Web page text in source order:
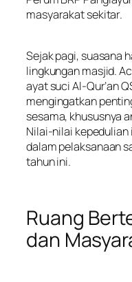
masyarakat sekitar.
Sejak pagi, suasana
lingkungan masjid.
ayat suci Al-Qur’an
mengingatkan
sesama, khususnya
Nilai-nilai
dalam pelaksanaan
tahun ini.
Ruang
dan